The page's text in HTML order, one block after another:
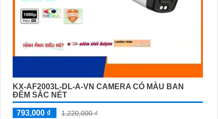
KX-AF2003L-DL-A-VN CAMERA CÓ MÀU BAN
ĐÊM SẮC NÉT
793,000 ₫
1,220,000 ₫